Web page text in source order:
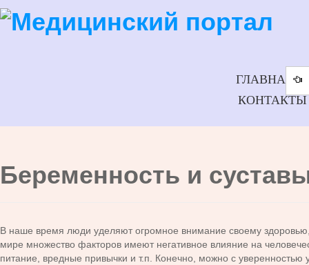
ГЛАВНАЯ
КОНТАКТЫ
Беременность и
В наше время люди уделяют огромное внимание своему
мире множество факторов имеют негативное влияние на
питание, вредные привычки и т.п. Конечно, можно с уверенностью